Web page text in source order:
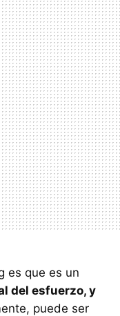
es que es un
del esfuerzo, y
puede ser